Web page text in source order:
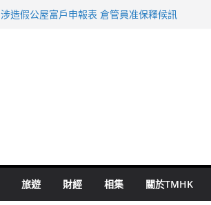
涉造假公屋富戶申報表 倉管員准保釋候訊
旅遊 財經 相集 關於TMHK